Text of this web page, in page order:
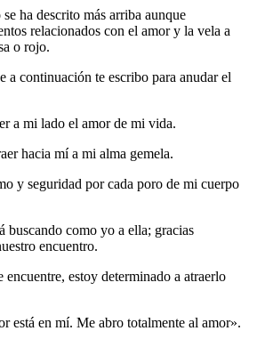
ha descrito más arriba aunque
relacionados con el amor y la vela a
o rojo.
a continuación te escribo para anudar el
a mi lado el amor de mi vida.
hacia mí a mi alma gemela.
y seguridad por cada poro de mi cuerpo
buscando como yo a ella; gracias
encuentro.
encuentre, estoy determinado a atraerlo
está en mí. Me abro totalmente al amor».